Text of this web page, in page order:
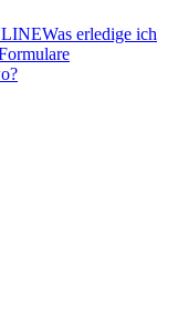
Was erledige ich